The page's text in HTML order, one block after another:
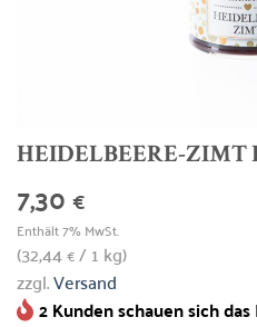
HEIDELBEERE-ZIMT
7,30 €
Enthält 7% MwSt.
(32,44€/ 1 kg)
zzgl.Versand
2 Kunden schauen sich